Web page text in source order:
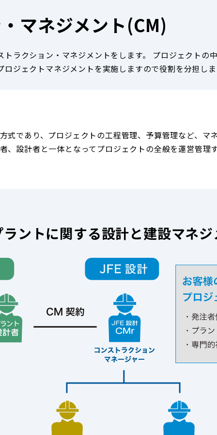
マネジメント(CM)
ラクション・マネジメントをします。 プロジェクトの
ジェクトマネジメントを実施しますので役割を分担し
式であり、プロジェクトの工程管理、予算管理など、マ
、設計者と一体となってプロジェクトの全般を運営管理
ントに関する設計と建設マネ